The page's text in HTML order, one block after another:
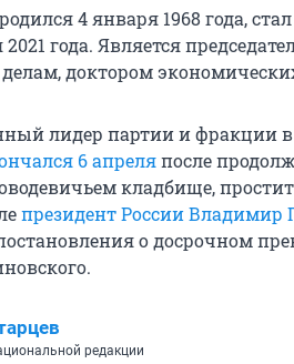
4 января 1968 года,
года. Является
доктором
лидер партии и фракции
6 апреляпосле
кладбище,
президент России Владимир
о досрочном
редакции